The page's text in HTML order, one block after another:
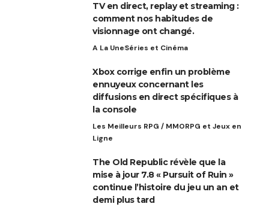
TV en direct, replay et streaming :
comment nos habitudes de
visionnage ont changé.
A La UneSéries et Cinéma
Xbox corrige enfin un problème
ennuyeux concernant les
diffusions en direct spécifiques à
la console
Les Meilleurs RPG / MMORPG et Jeux en
Ligne
The Old Republic révèle que la
mise à jour 7.8 « Pursuit of Ruin »
continue l’histoire du jeu un an et
demi plus tard